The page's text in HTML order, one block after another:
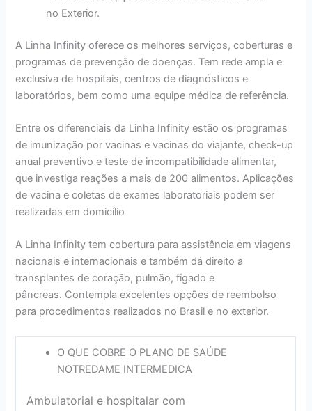
no Exterior.
A Linha Infinity oferece os melhores serviços, coberturas e
programas de prevenção de doenças. Tem rede ampla e
exclusiva de hospitais, centros de diagnósticos e
laboratórios, bem como uma equipe médica de referência.
Entre os diferenciais da Linha Infinity estão os programas
de imunização por vacinas e vacinas do viajante, check-up
anual preventivo e teste de incompatibilidade alimentar,
que investiga reações a mais de 200 alimentos. Aplicações
de vacina e coletas de exames laboratoriais podem ser
realizadas em domicílio
A Linha Infinity tem cobertura para assistência em viagens
nacionais e internacionais e também dá direito a
transplantes de coração, pulmão, fígado e
pâncreas. Contempla excelentes opções de reembolso
para procedimentos realizados no Brasil e no exterior.
O QUE COBRE O PLANO DE SAÚDE
NOTREDAME INTERMEDICA
Ambulatorial e hospitalar com